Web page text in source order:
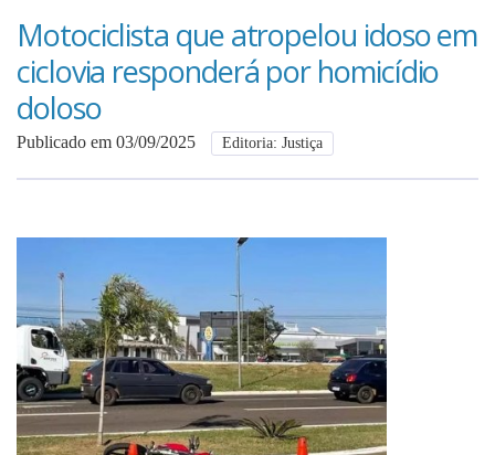
Anuncie
Anuncie
Motociclista que atropelou idoso em
ciclovia responderá por homicídio
doloso
Publicado em 03/09/2025 Editoria: Justiça